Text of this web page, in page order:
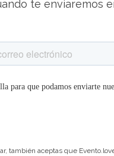
te enviaremos
también aceptas que